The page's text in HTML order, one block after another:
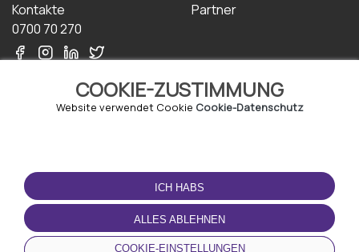
COOKIE-ZUSTIMMUNG
Website verwendet Cookie Cookie-Datenschutz
ICH HABS
ALLES ABLEHNEN
COOKIE-EINSTELLUNGEN
Kontakte
0700 70 270
Partner
NUTZUNGSBEDINGUNGEN
Geschäftsbedingungen
Datenschutz-
Bestimmungen
Cookie-Richtlinie
LADEN SIE DIE APP
HERUNTER